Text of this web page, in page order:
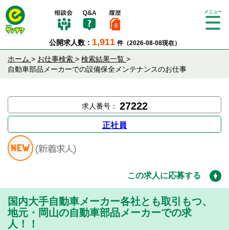
公開求人数： 1,911 件（2026-08-08現在）
Tog
ホーム > お仕事検索 > 検索結果一覧 >
自動車部品メーカーでの設備保全メンテナンスのお仕事
求人番号： 27222
正社員
この求人に応募する
国内大手自動車メーカー各社とも取引もつ、
地元・岡山の自動車部品メーカーでの求
人！！